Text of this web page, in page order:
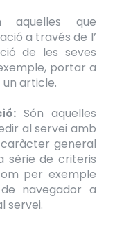
que
a través de l’
de les seves
portar a
article.
Són aquelles
al servei amb
general
sèrie de criteris
per exemple
navegador a
servei.